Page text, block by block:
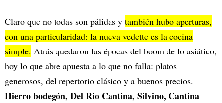
Claro que no todas son pálidas y también hubo aperturas,
con una particularidad: la nueva vedette es la cocina
simple. Atrás quedaron las épocas del boom de lo asiático,
hoy lo que abre apuesta a lo que no falla: platos
generosos, del repertorio clásico y a buenos precios.
Hierro bodegón, Del Rio Cantina, Silvino, Cantina